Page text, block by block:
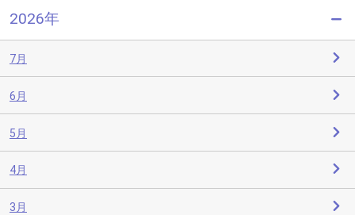
2026年
7月
6月
5月
4月
3月